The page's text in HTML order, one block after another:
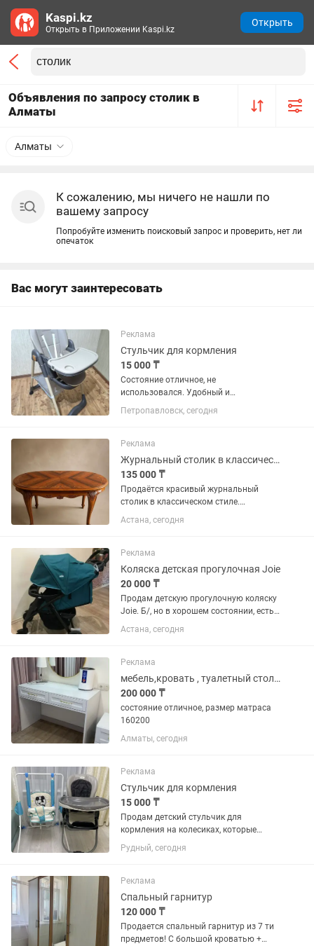
Объявления по запросу столик в
Алматы
Алматы
К сожалению, мы ничего не нашли по
вашему запросу
Попробуйте изменить поисковый запрос и проверить, нет ли
опечаток
Вас могут заинтересовать
Реклама
Стульчик для кормления
15 000 ₸
Состояние отличное, не
использовался. Удобный и
практичный — отличный помощник
для кормления малыша. ✔️
столик ✔️ Лёгкая и устойчивая
конструкция ✔️ Легко моется и...
Петропавловск, сегодня
Реклама
Журнальный столик в классическом стиле резной, с красивой столешницей
135 000 ₸
Продаётся красивый журнальный
столик в классическом стиле.
Эффектная столешница с
декоративной раскладкой дерева,
придают ему благородный и дорогой
вид. Стол...
Астана, сегодня
Реклама
Коляска детская прогулочная Joie
20 000 ₸
Продам детскую прогулочную коляску
Joie. Б/, но в хорошем состоянии, есть
столик-рамка для малыша, удобная
подставка для мелочей и стакана/
ножек, внизу корзинка....
Астана, сегодня
Реклама
мебель,кровать , туалетный столик
200 000 ₸
состояние отличное, размер матраса
160200
Алматы, сегодня
Реклама
Стульчик для кормления
15 000 ₸
Продам детский стульчик для
кормления на колесиках, которые
можно зафиксировать. Стульчик в
очень хорошем состоянии, спинка
регулируется (ближе, дальше). Также
в...
Рудный, сегодня
Реклама
Спальный гарнитур
120 000 ₸
Продается спальный гарнитур из 7 ти
предметов! С большой кроватью +
Kaspi.kz
Открыть в Приложении Kaspi.kz
Открыть